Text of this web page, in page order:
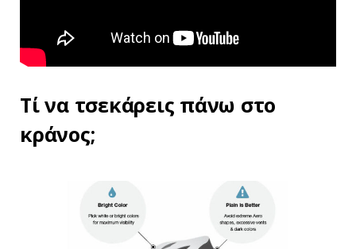
Τί να τσεκάρεις πάνω στο
κράνος;